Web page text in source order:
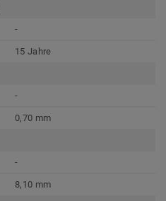
-
15 Jahre
-
0,70 mm
-
8,10 mm